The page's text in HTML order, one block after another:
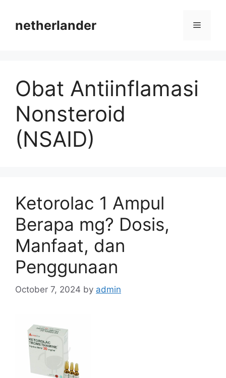
contentnetherlander Menu
Obat Antiinflamasi
Nonsteroid
(NSAID)
Ketorolac 1 Ampul
Berapa mg? Dosis,
Manfaat, dan
Penggunaan
October 7, 2024 by admin